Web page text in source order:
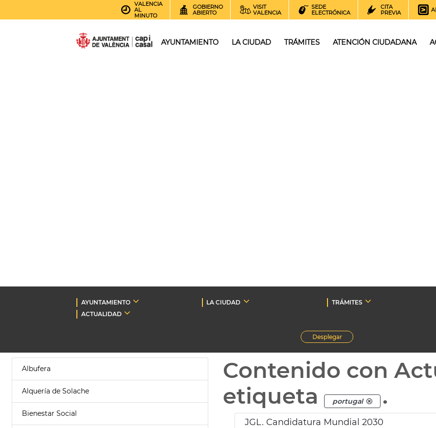
VALENCIA
AL
MINUTO
GOBIERNO
ABIERTO
VISIT
VALENCIA
SEDE
ELECTRÓNICA
CITA
PREVIA
AYUNTAMIENTO LA CIUDAD TRÁMITES ATENCIÓN CIUDADANA
AYUNTAMIENTO LA CIUDAD
TRÁMITES
ACTUALIDAD
Desplegar
Albufera
Alquería de Solache
Bienestar Social
Contenido con
etiqueta
portugal .
JGL. Candidatura Mundial 2030